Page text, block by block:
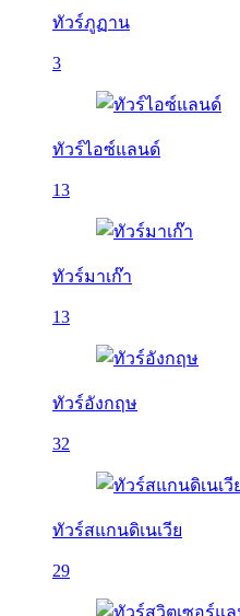
ทัวร์ภูฏาน
3
ทัวร์ไอซ์แลนด์
13
ทัวร์มาเก๊า
13
ทัวร์อังกฤษ
32
ทัวร์สแกนดิเนเวีย
29